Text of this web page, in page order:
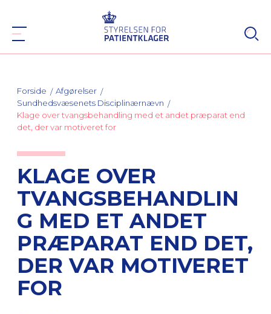
Forside
Afgørelser
Sundhedsvæsenets Disciplinærnævn
Klage over tvangsbehandling med et andet præparat end
det, der var motiveret for
KLAGE OVER
TVANGSBEHANDLIN
G MED ET ANDET
PRÆPARAT END DET,
DER VAR MOTIVERET
FOR